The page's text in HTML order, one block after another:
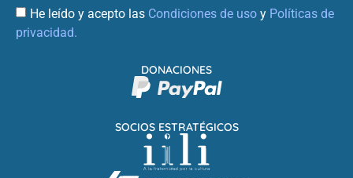
He leído y acepto las Condiciones de uso y Políticas de
privacidad.
SOCIOS ESTRATÉGICOS
DONACIONES